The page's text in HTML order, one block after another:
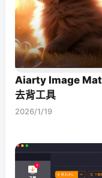
Aiarty Image
去背工具
2026/1/19